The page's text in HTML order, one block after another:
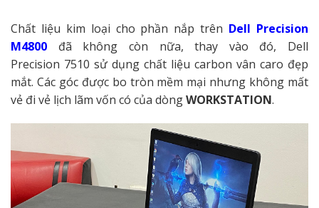
Chất liệu kim loại cho phần nắp trên Dell Precision
M4800
đã không còn nữa, thay vào đó, Dell
Precision 7510 sử dụng chất liệu carbon vân caro đẹp
mắt. Các góc được bo tròn mềm mại nhưng không mất
vẻ đi vẻ lịch lãm vốn có của dòngWORKSTATION.